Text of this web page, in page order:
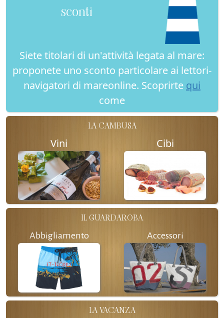
sconti
Siete titolari di un'attività legata al mare:
proponete uno sconto particolare ai lettori-
navigatori di mareonline. Scoprirte qui
come
LA CAMBUSA
Vini Cibi
IL GUARDAROBA
Abbigliamento Accessori
LA VACANZA